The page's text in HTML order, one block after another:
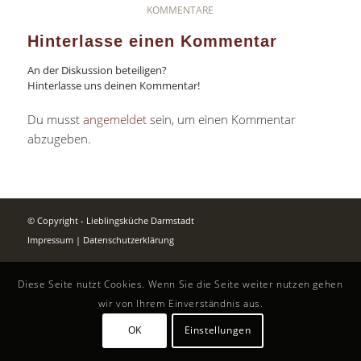
KOMMENTARE
Hinterlasse einen Kommentar
An der Diskussion beteiligen?
Hinterlasse uns deinen Kommentar!
Du musst angemeldetsein, um einen Kommentar
abzugeben.
© Copyright - Lieblingsküche Darmstadt
Impressum| Datenschutzerklärung
Diese Seite nutzt Cookies. Wenn Sie die Seite weiter nutzen gehen
wir von Ihrem Einverständnis aus.
OK
Einstellungen